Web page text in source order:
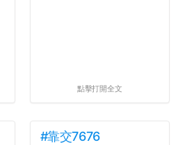
點擊打開全文
#靠交7676